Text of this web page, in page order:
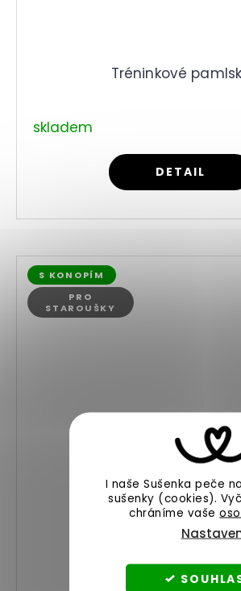
I naše Sušenka peče
sušenky (cookies).
chráníme vaše
Tréninkové
skladem
DETAIL
S KONOPÍM
PRO
STAROUŠKY